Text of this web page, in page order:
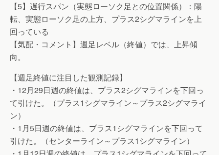
【5】遅行スパン（実態ローソク足との位置関係）：陽
転、実態ローソク足の上方、プラス2シグマラインを上
回っている
【気配・コメント】週足レベル（終値）では、上昇傾
向。
【週足終値に注目した観測記録】
・12月29日週の終値は、プラス2シグマラインを下回っ
て引けた。（プラス1シグマライン～プラス2シグマライ
ン）
・1月5日週の終値は、プラス1シグマラインを下回って
引けた。（センターライン～プラス1シグマライン）